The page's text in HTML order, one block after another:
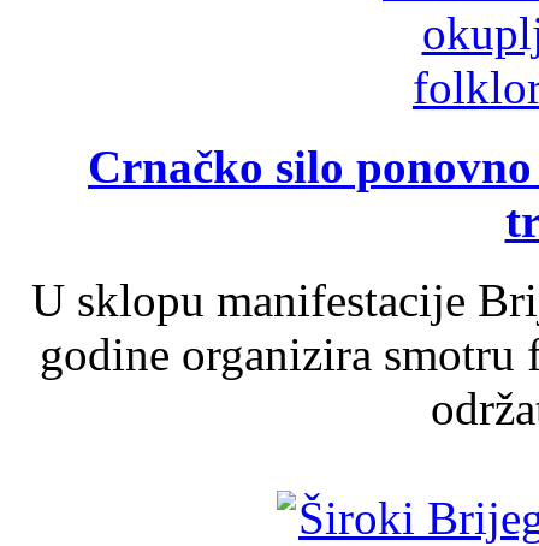
Crnačko silo
U sklopu manifestacije
godine organizira